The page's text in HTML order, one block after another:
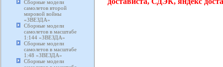
Сборные модели
самолетов второй
мировой войны
«ЗВЕЗДА»
Сборные модели
самолетов в масштабе
1:144 «ЗВЕЗДА»
Сборные модели
самолетов в масштабе
1:48 «ЗВЕЗДА»
Сборные модели